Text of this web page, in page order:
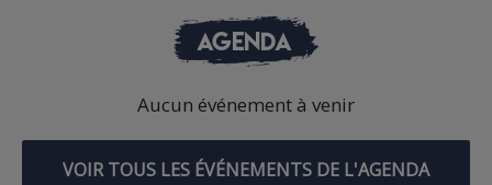
AGENDA
Aucun événement à venir
VOIR TOUS LES ÉVÉNEMENTS DE L'AGENDA